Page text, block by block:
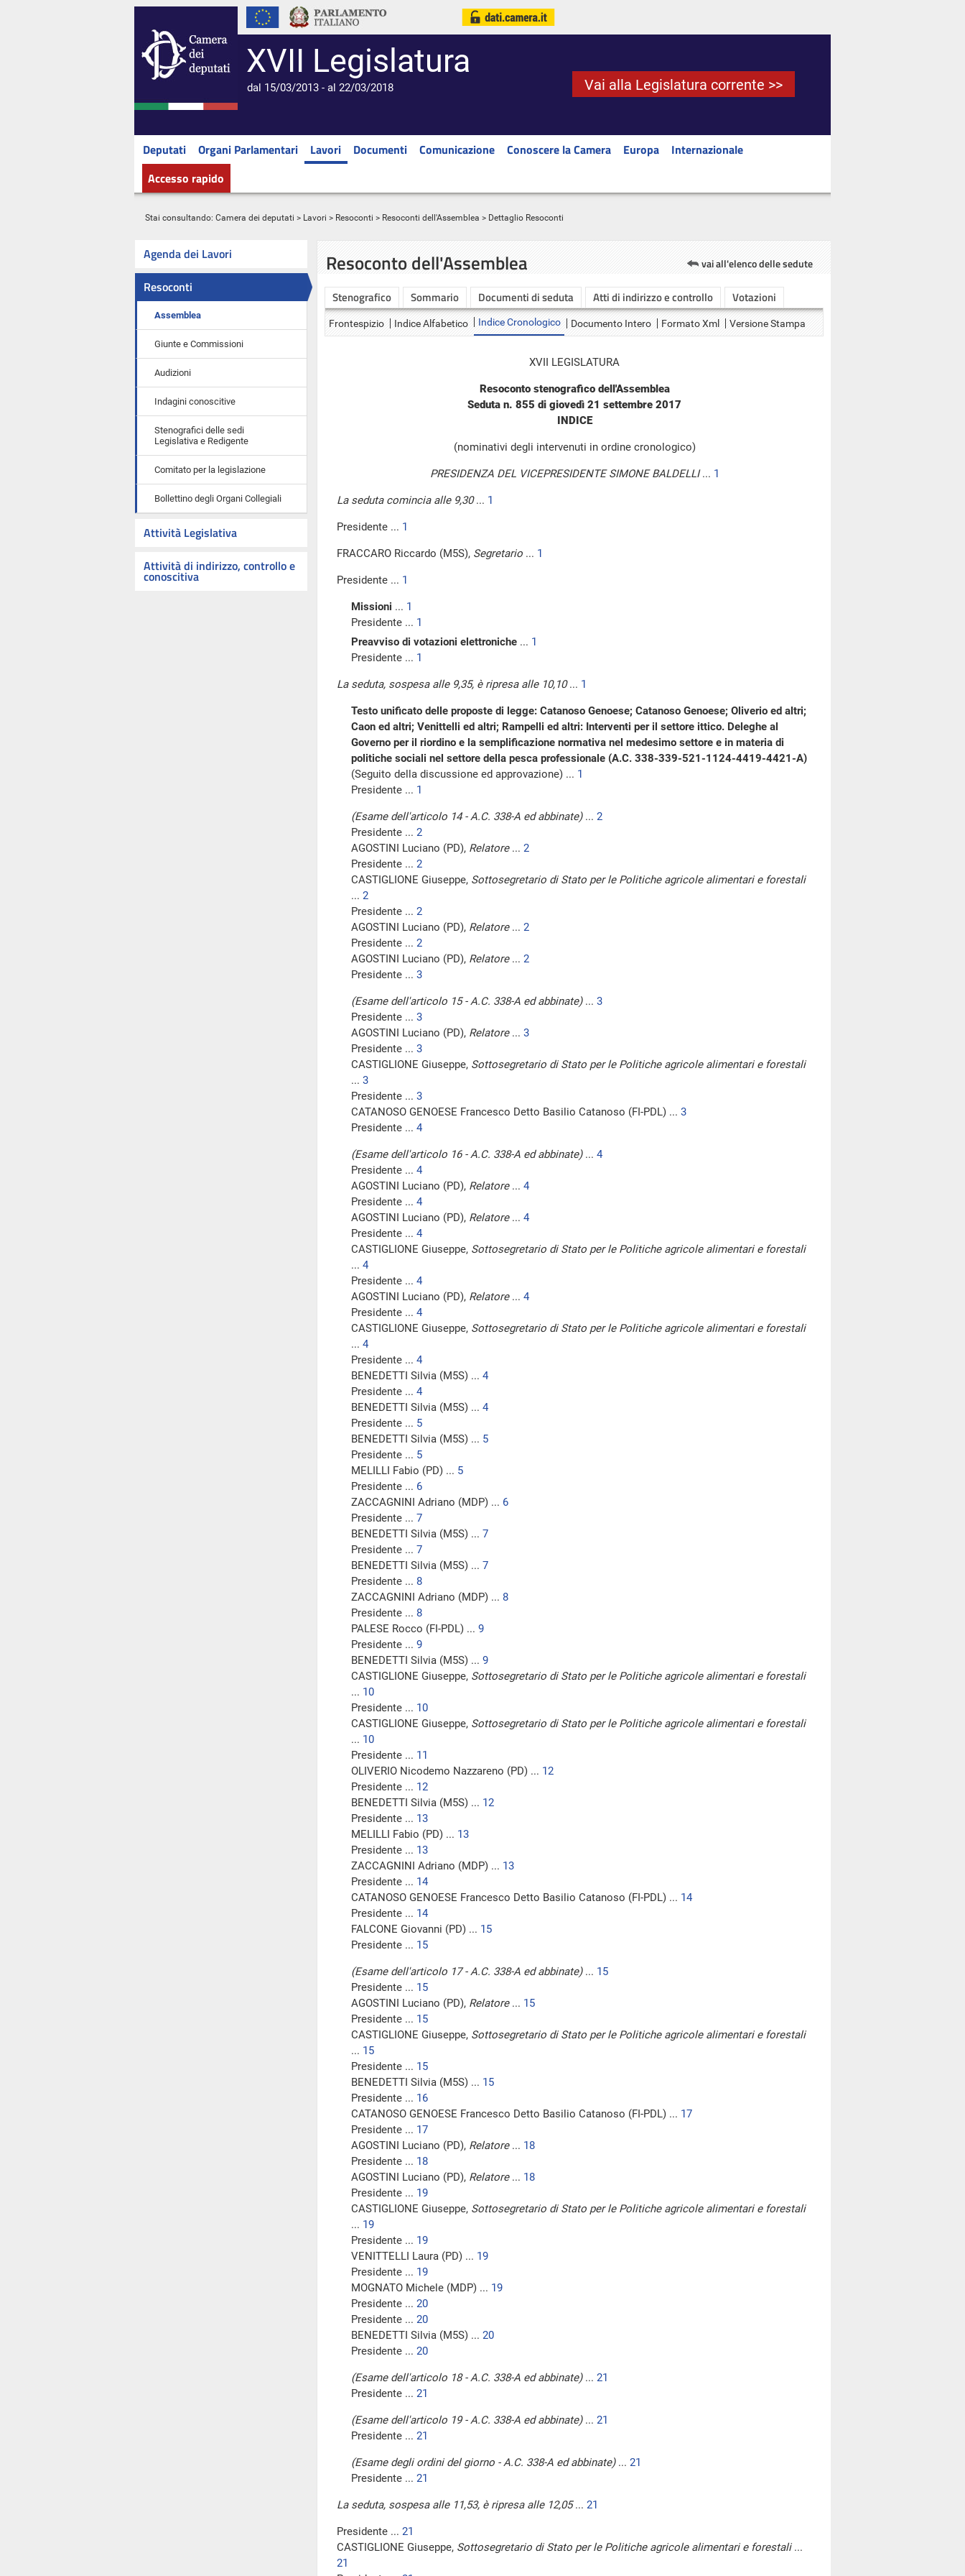
XVII Legislatura
dal 15/03/2013 - al 22/03/2018 Vai alla Legislatura corrente >>
Deputati Organi Parlamentari Lavori Documenti Comunicazione Conoscere la Camera Europa
Internazionale
Accesso rapido
Stai consultando: Camera dei deputati > Lavori > Resoconti > Resoconti dell'Assemblea > Dettaglio Resoconti
Agenda dei Lavori
Resoconti
Assemblea
Giunte e Commissioni
Audizioni
Indagini conoscitive
Stenografici delle sedi
Legislativa e Redigente
Comitato per la legislazione
Bollettino degli Organi Collegiali
Attività Legislativa
Attività di indirizzo, controllo e
conoscitiva
Resoconto dell'Assemblea vai all'elenco delle sedute
Stenografico Sommario Documenti di seduta Atti di indirizzo e controllo Votazioni
Frontespizio Indice Alfabetico Indice Cronologico Documento Intero Formato Xml Versione Stampa
XVII LEGISLATURA
Resoconto stenografico dell'Assemblea
Seduta n. 855 di giovedì 21 settembre 2017
INDICE
(nominativi degli intervenuti in ordine cronologico)
PRESIDENZA DEL VICEPRESIDENTE SIMONE BALDELLI... 1
La seduta comincia alle 9,30... 1
Presidente ... 1
FRACCARO Riccardo (M5S), Segretario ... 1
Presidente ... 1
Missioni ... 1
Presidente ... 1
Preavviso di votazioni elettroniche ... 1
Presidente ... 1
La seduta, sospesa alle 9,35, è ripresa alle 10,10... 1
Testo unificato delle proposte di legge: Catanoso Genoese; Catanoso Genoese; Oliverio ed altri;
Caon ed altri; Venittelli ed altri; Rampelli ed altri: Interventi per il settore ittico. Deleghe al
Governo per il riordino e la semplificazione normativa nel medesimo settore e in materia di
politiche sociali nel settore della pesca professionale (A.C. 338-339-521-1124-4419-4421-A)
(Seguito della discussione ed approvazione) ... 1
Presidente ... 1
(Esame dell'articolo 14 - A.C. 338-A ed abbinate)... 2
Presidente ... 2
AGOSTINI Luciano (PD), Relatore... 2
Presidente ... 2
CASTIGLIONE Giuseppe, Sottosegretario di Stato per le Politiche agricole alimentari e forestali
... 2
Presidente ... 2
AGOSTINI Luciano (PD), Relatore... 2
Presidente ... 2
AGOSTINI Luciano (PD), Relatore... 2
Presidente ... 3
(Esame dell'articolo 15 - A.C. 338-A ed abbinate)... 3
Presidente ... 3
AGOSTINI Luciano (PD), Relatore... 3
Presidente ... 3
CASTIGLIONE Giuseppe, Sottosegretario di Stato per le Politiche agricole alimentari e forestali
... 3
Presidente ... 3
CATANOSO GENOESE Francesco Detto Basilio Catanoso (FI-PDL) ... 3
Presidente ... 4
(Esame dell'articolo 16 - A.C. 338-A ed abbinate)... 4
Presidente ... 4
AGOSTINI Luciano (PD), Relatore... 4
Presidente ... 4
AGOSTINI Luciano (PD), Relatore... 4
Presidente ... 4
CASTIGLIONE Giuseppe, Sottosegretario di Stato per le Politiche agricole alimentari e forestali
... 4
Presidente ... 4
AGOSTINI Luciano (PD), Relatore... 4
Presidente ... 4
CASTIGLIONE Giuseppe, Sottosegretario di Stato per le Politiche agricole alimentari e forestali
... 4
Presidente ... 4
BENEDETTI Silvia (M5S) ... 4
Presidente ... 4
BENEDETTI Silvia (M5S) ... 4
Presidente ... 5
BENEDETTI Silvia (M5S) ... 5
Presidente ... 5
MELILLI Fabio (PD) ... 5
Presidente ... 6
ZACCAGNINI Adriano (MDP) ... 6
Presidente ... 7
BENEDETTI Silvia (M5S) ... 7
Presidente ... 7
BENEDETTI Silvia (M5S) ... 7
Presidente ... 8
ZACCAGNINI Adriano (MDP) ... 8
Presidente ... 8
PALESE Rocco (FI-PDL) ... 9
Presidente ... 9
BENEDETTI Silvia (M5S) ... 9
CASTIGLIONE Giuseppe, Sottosegretario di Stato per le Politiche agricole alimentari e forestali
... 10
Presidente ... 10
CASTIGLIONE Giuseppe, Sottosegretario di Stato per le Politiche agricole alimentari e forestali
... 10
Presidente ... 11
OLIVERIO Nicodemo Nazzareno (PD) ... 12
Presidente ... 12
BENEDETTI Silvia (M5S) ... 12
Presidente ... 13
MELILLI Fabio (PD) ... 13
Presidente ... 13
ZACCAGNINI Adriano (MDP) ... 13
Presidente ... 14
CATANOSO GENOESE Francesco Detto Basilio Catanoso (FI-PDL) ... 14
Presidente ... 14
FALCONE Giovanni (PD) ... 15
Presidente ... 15
(Esame dell'articolo 17 - A.C. 338-A ed abbinate)... 15
Presidente ... 15
AGOSTINI Luciano (PD), Relatore... 15
Presidente ... 15
CASTIGLIONE Giuseppe, Sottosegretario di Stato per le Politiche agricole alimentari e forestali
... 15
Presidente ... 15
BENEDETTI Silvia (M5S) ... 15
Presidente ... 16
CATANOSO GENOESE Francesco Detto Basilio Catanoso (FI-PDL) ... 17
Presidente ... 17
AGOSTINI Luciano (PD), Relatore... 18
Presidente ... 18
AGOSTINI Luciano (PD), Relatore... 18
Presidente ... 19
CASTIGLIONE Giuseppe, Sottosegretario di Stato per le Politiche agricole alimentari e forestali
... 19
Presidente ... 19
VENITTELLI Laura (PD) ... 19
Presidente ... 19
MOGNATO Michele (MDP) ... 19
Presidente ... 20
Presidente ... 20
BENEDETTI Silvia (M5S) ... 20
Presidente ... 20
(Esame dell'articolo 18 - A.C. 338-A ed abbinate)... 21
Presidente ... 21
(Esame dell'articolo 19 - A.C. 338-A ed abbinate)... 21
Presidente ... 21
(Esame degli ordini del giorno - A.C. 338-A ed abbinate)... 21
Presidente ... 21
La seduta, sospesa alle 11,53, è ripresa alle 12,05... 21
Presidente ... 21
CASTIGLIONE Giuseppe, Sottosegretario di Stato per le Politiche agricole alimentari e forestali...
21